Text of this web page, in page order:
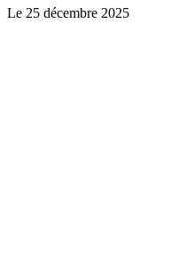
Le 25 décembre 2025